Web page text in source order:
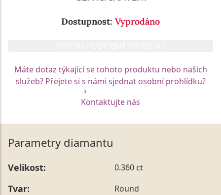
Dostupnost: Vyprodáno
Máte dotaz týkající se tohoto produktu nebo našich
služeb? Přejete si s námi sjednat osobní prohlídku?
Kontaktujte nás
Parametry diamantu
Velikost: 0.360 ct
Tvar: Round